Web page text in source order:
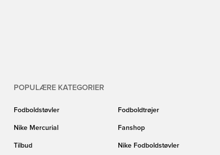
POPULÆRE KATEGORIER
Fodboldstøvler Fodboldtrøjer
Nike Mercurial Fanshop
Tilbud Nike Fodboldstøvler